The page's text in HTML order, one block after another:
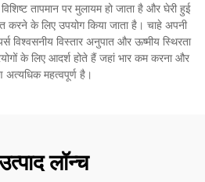
तापमान पर मुलायम हो जाता है और घेरी हुई
करने के लिए उपयोग किया जाता है। चाहे अपनी
विश्वसनीय विस्तार अनुपात और ऊष्मीय स्थिरता
के लिए आदर्श होते हैं जहां भार कम करना और
अत्यधिक महत्वपूर्ण है।
लॉन्च